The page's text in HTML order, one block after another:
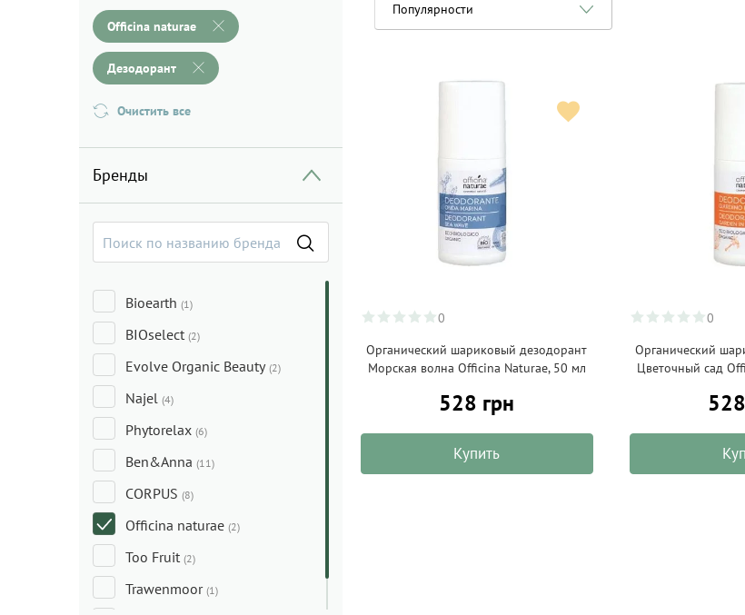
Officina naturae
Дезодорант
Очистить все
Бренды
Bioearth (1)
BIOselect (2)
Evolve Organic Beauty (2)
Najel (4)
Phytorelax (6)
Ben&Anna (11)
CORPUS (8)
Officina naturae (2)
Too Fruit (2)
Trawenmoor (1)
Популярности
0
Органический шариковый дезодорант
Морская волна Officina Naturae, 50 мл
528 грн
Купить
0
Органический
Цветочный сад